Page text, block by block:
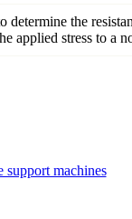
determine the
applied stress to a
support machines